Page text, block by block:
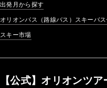
出発月から探す
オリオンバス（路線バス）スキーバ
スキー市場
【公式】オリオンツ